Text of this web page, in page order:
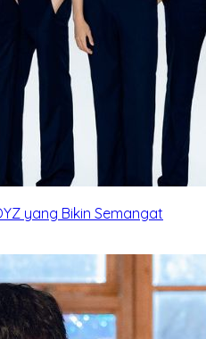
yang Bikin Semangat